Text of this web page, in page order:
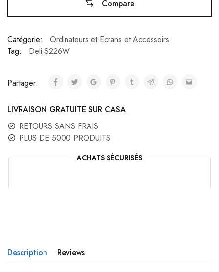
Compare
Catégorie:
Ordinateurs et Ecrans et Accessoirs
Tag:
Deli S226W
Partager:
LIVRAISON GRATUITE SUR CASA
RETOURS SANS FRAIS
PLUS DE 5000 PRODUITS
ACHATS SÉCURISÉS
Description Reviews